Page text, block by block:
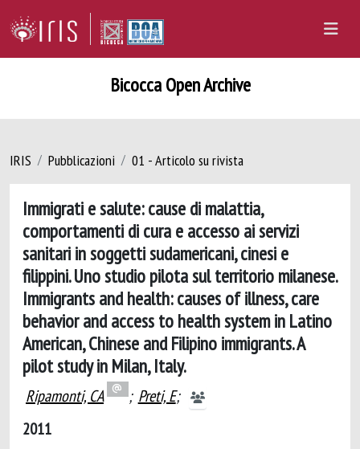
Bicocca Open Archive
IRIS Pubblicazioni 01 - Articolo su rivista
Immigrati e salute: cause di malattia,
comportamenti di cura e accesso ai servizi
sanitari in soggetti sudamericani, cinesi e
filippini. Uno studio pilota sul territorio milanese.
Immigrants and health: causes of illness, care
behavior and access to health system in Latino
American, Chinese and Filipino immigrants. A
pilot study in Milan, Italy.
Ripamonti, CA ; Preti, E;
2011